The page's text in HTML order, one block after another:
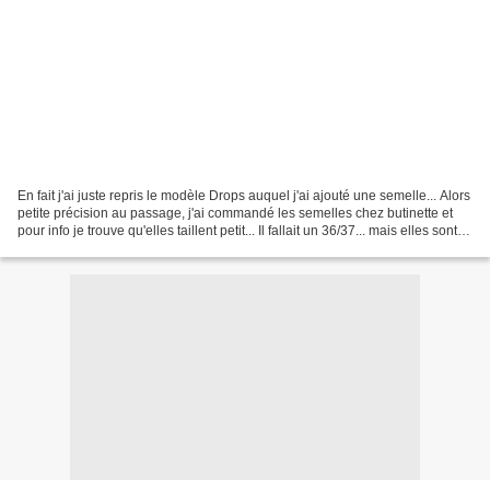
En fait j'ai juste repris le modèle Drops auquel j'ai ajouté une semelle... Alors
petite précision au passage, j'ai commandé les semelles chez butinette et
pour info je trouve qu'elles taillent petit... Il fallait un 36/37... mais elles sont